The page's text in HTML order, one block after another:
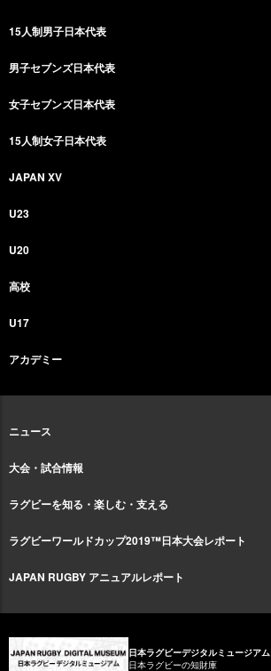
15人制男子日本代表
男子セブンズ日本代表
女子セブンズ日本代表
15人制女子日本代表
JAPAN XV
U23
U20
高校
U17
アカデミー
ニュース
大会・試合情報
ラグビーを知る・楽しむ・支える
ラグビーワールドカップ2019™日本大会レポート
JAPAN RUGBY アニュアルレポート
日本ラグビーデジタルミュージアム
日本ラグビーの知財庫